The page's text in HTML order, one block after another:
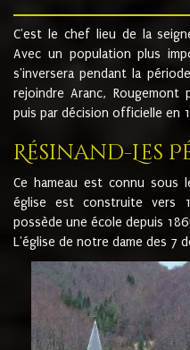
C'est le chef lieu de la
Avec un population plus
s'inversera pendant la
rejoindre Aranc,
puis par décision officielle en
Résinand-Les
Ce hameau est connu sous
église est construite vers
possède une école depuis
L'église de notre dame des 7